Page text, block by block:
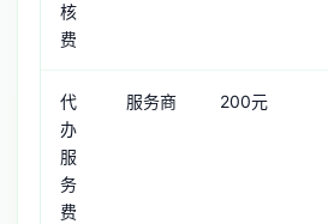
核
费
代
办
服
务
费
服务商 200元